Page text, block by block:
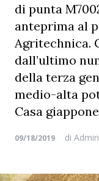
di punta
anteprima al
Agritechnica.
dall’ultimo
della terza
medio-alta
Casa
09/18/2019 di Admin